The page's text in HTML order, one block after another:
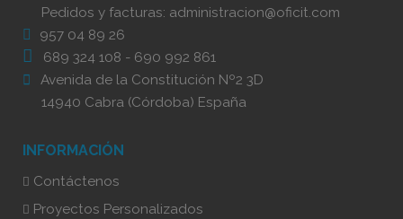
Pedidos y facturas: administracion@oficit.com
957 04 89 26
689 324 108 - 690 992 861
Avenida de la Constitución Nº2 3D
14940 Cabra (Córdoba) España
INFORMACIÓN
Contáctenos
Proyectos Personalizados